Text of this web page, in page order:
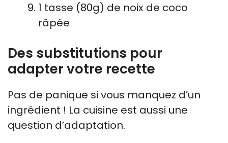
1 tasse (80g) de noix de coco
râpée
Des substitutions pour
adapter votre recette
Pas de panique si vous manquez d’un
ingrédient ! La cuisine est aussi une
question d’adaptation.